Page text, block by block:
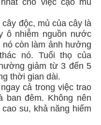
cho việc cạo mủ
cây độc, mủ của cây là
ô nhiễm nguồn nước
còn làm ảnh hưởng
nó. Tuổi thọ của
giảm từ 3 đến 5
thời gian dài.
cả trong việc trao
ban đêm. Không nên
su, khả năng hiếm